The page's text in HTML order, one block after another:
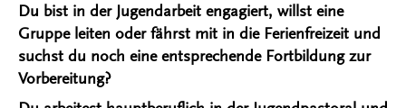
Du bist in der Jugendarbeit engagiert, willst eine
Gruppe leiten oder fährst mit in die Ferienfreizeit und
suchst du noch eine entsprechende Fortbildung zur
Vorbereitung?